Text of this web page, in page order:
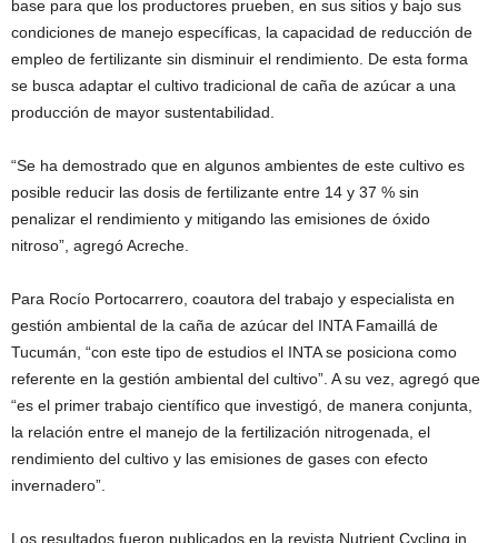
base para que los productores prueben, en sus sitios y bajo sus
condiciones de manejo específicas, la capacidad de reducción de
empleo de fertilizante sin disminuir el rendimiento. De esta forma
se busca adaptar el cultivo tradicional de caña de azúcar a una
producción de mayor sustentabilidad.
“Se ha demostrado que en algunos ambientes de este cultivo es
posible reducir las dosis de fertilizante entre 14 y 37 % sin
penalizar el rendimiento y mitigando las emisiones de óxido
nitroso”, agregó Acreche.
Para Rocío Portocarrero, coautora del trabajo y especialista en
gestión ambiental de la caña de azúcar del INTA Famaillá de
Tucumán, “con este tipo de estudios el INTA se posiciona como
referente en la gestión ambiental del cultivo”. A su vez, agregó que
“es el primer trabajo científico que investigó, de manera conjunta,
la relación entre el manejo de la fertilización nitrogenada, el
rendimiento del cultivo y las emisiones de gases con efecto
invernadero”.
Los resultados fueron publicados en la revista Nutrient Cycling in